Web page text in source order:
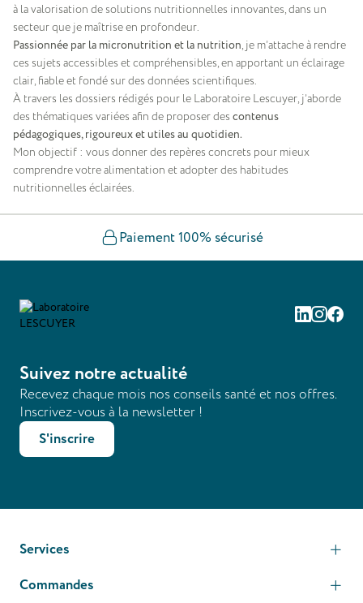
à la valorisation de solutions nutritionnelles innovantes, dans un
secteur que je maîtrise en profondeur.
Passionnée par la micronutrition et la nutrition, je m’attache à rendre
ces sujets accessibles et compréhensibles, en apportant un éclairage
clair, fiable et fondé sur des données scientifiques.
À travers les dossiers rédigés pour le Laboratoire Lescuyer, j’aborde
des thématiques variées afin de proposer des contenus
pédagogiques, rigoureux et utiles au quotidien.
Mon objectif : vous donner des repères concrets pour mieux
comprendre votre alimentation et adopter des habitudes
nutritionnelles éclairées.
Paiement 100% sécurisé
Linkedin
Suivez notre actualité
Recevez chaque mois nos conseils santé et nos offres.
Inscrivez-vous à la newsletter !
S'inscrire
Services
Commandes